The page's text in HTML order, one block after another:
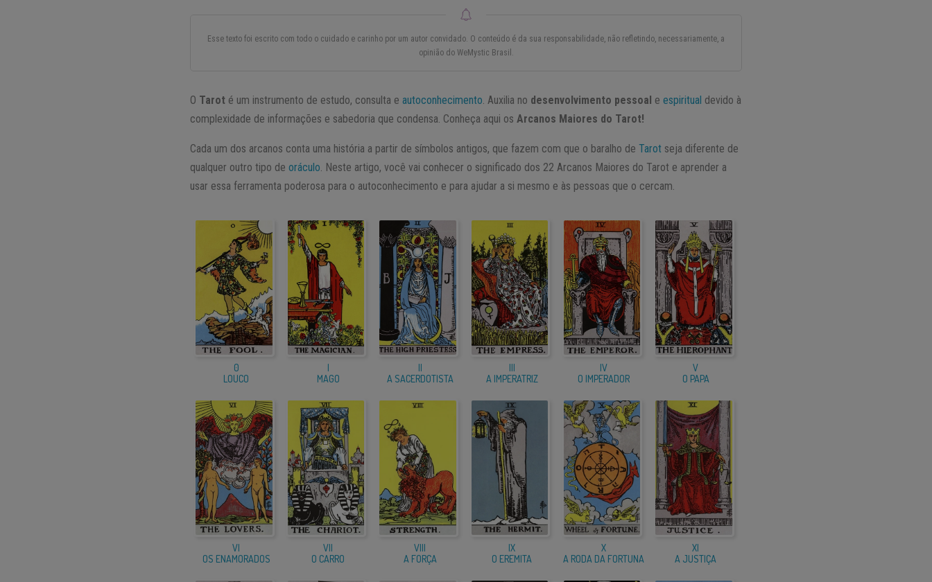
Esse texto foi escrito com todo o cuidado e carinho por um autor convidado. O conteúdo é da sua responsabilidade, não refletindo, necessariamente, a
opinião do WeMystic Brasil.
O Tarot é um instrumento de estudo, consulta eautoconhecimento. Auxilia no desenvolvimento pessoal eespiritual devido à
complexidade de informações e sabedoria que condensa. Conheça aqui osArcanos Maiores do Tarot!
Cada um dos arcanos conta uma história a partir de símbolos antigos, que fazem com que o baralho deTarot seja diferente de
qualquer outro tipo deoráculo. Neste artigo, você vai conhecer o significado dos 22 Arcanos Maiores do Tarot e aprender a
usar essa ferramenta poderosa para o autoconhecimento e para ajudar a si mesmo e às pessoas que o cercam.
0
LOUCO
I
MAGO
II
A SACERDOTISTA
III
A IMPERATRIZ
IV
O IMPERADOR
V
O PAPA
VI
OS ENAMORADOS
VII
O CARRO
VIII
A FORÇA
IX
O EREMITA
X
A RODA DA FORTUNA
XI
A JUSTIÇA